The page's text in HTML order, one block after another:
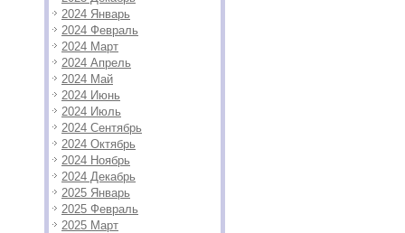
2024 Январь
2024 Февраль
2024 Март
2024 Апрель
2024 Май
2024 Июнь
2024 Июль
2024 Сентябрь
2024 Октябрь
2024 Ноябрь
2024 Декабрь
2025 Январь
2025 Февраль
2025 Март